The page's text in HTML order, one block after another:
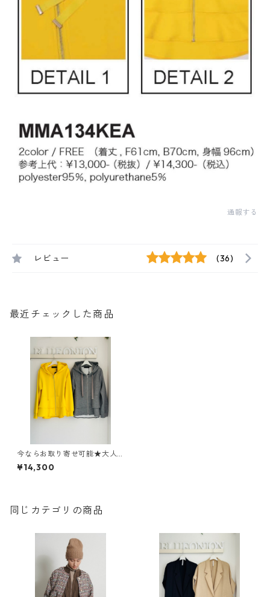
通報する
レビュー (36)
最近チェックした商品
今ならお取り寄せ可能★大人
気入荷分即完売★ ティアード
パーカー MMA 134 KEA mical
¥14,300
同じカテゴリの商品